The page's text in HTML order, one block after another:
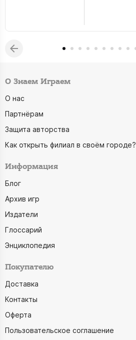
О Знаем Играем
О нас
Партнёрам
Защита авторства
Как открыть филиал в своём городе?
Информация
Блог
Архив игр
Издатели
Глоссарий
Энциклопедия
Покупателю
Доставка
Контакты
Оферта
Пользовательское соглашение